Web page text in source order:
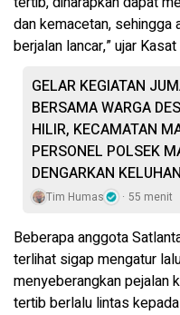
dan kemacetan,
berjalan lancar,” ujar
GELAR KEGIATAN
BERSAMA WARGA
HILIR, KECAMATAN
PERSONEL POLSEK
DENGARKAN
Tim Humas 55 menit
Beberapa anggota
terlihat sigap mengatur
menyeberangkan pejalan
tertib berlalu lintas